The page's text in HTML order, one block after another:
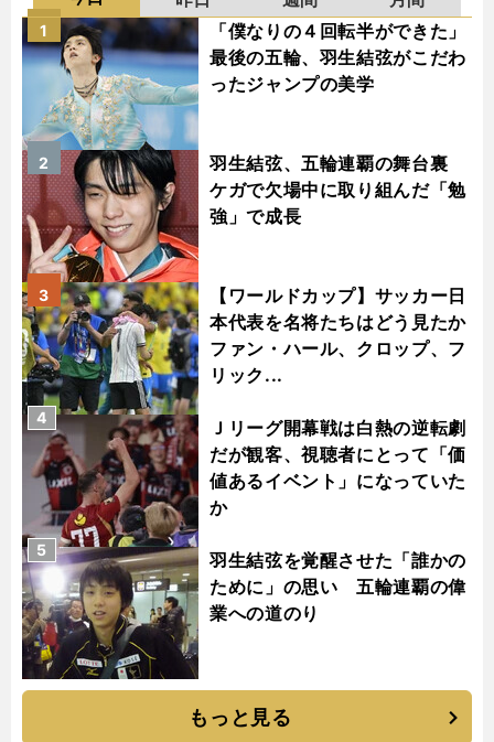
「僕なりの４回転半ができた」
最後の五輪、羽生結弦がこだわ
ったジャンプの美学
1
羽生結弦、五輪連覇の舞台裏
ケガで欠場中に取り組んだ「勉
強」で成長
2
【ワールドカップ】サッカー日
本代表を名将たちはどう見たか
ファン・ハール、クロップ、フ
リック...
3
Ｊリーグ開幕戦は白熱の逆転劇
だが観客、視聴者にとって「価
値あるイベント」になっていた
か
4
羽生結弦を覚醒させた「誰かの
ために」の思い 五輪連覇の偉
業への道のり
5
もっと見る